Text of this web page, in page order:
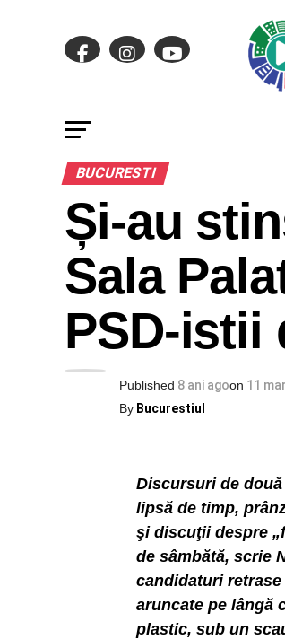
BUCURESTI
Și-au
Sala
PSD-istii
Published 8 ani agoon 11
By Bucurestiul
Discursuri de
lipsă de timp,
şi discuţii despre
de sâmbătă, scrie
candidaturi
aruncate pe lângă
plastic, sub un